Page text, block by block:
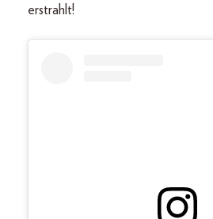
erstrahlt!